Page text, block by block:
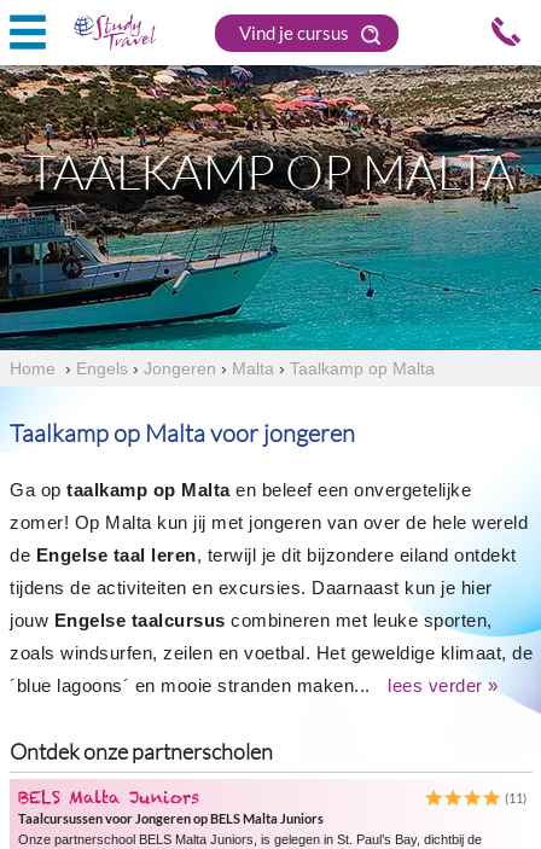
Vind je cursus
TAALKAMP OP MALTA
Home › Engels › Jongeren › Malta › Taalkamp op Malta
Taalkamp op Malta voor jongeren
Ga op taalkamp op Malta en beleef een onvergetelijke
zomer! Op Malta kun jij met jongeren van over de hele wereld
de Engelse taal leren, terwijl je dit bijzondere eiland ontdekt
tijdens de activiteiten en excursies. Daarnaast kun je hier
jouw Engelse taalcursus combineren met leuke sporten,
zoals windsurfen, zeilen en voetbal. Het geweldige klimaat, de
´blue lagoons´ en mooie stranden maken...
lees verder »
Ontdek onze partnerscholen
BELS Malta Juniors
(11)
Taalcursussen voor Jongeren op BELS Malta Juniors
Onze partnerschool BELS Malta Juniors, is gelegen in St. Paul’s Bay, dichtbij de